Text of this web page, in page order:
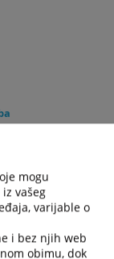
mogu
vašeg
varijable o
i bez njih web
obimu, dok